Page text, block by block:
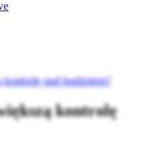
nad budżetem?
kontrolę